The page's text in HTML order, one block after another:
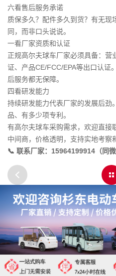
六看售后服务承诺
质保多久？配件多久到货？有无现
同，而非口头说说。
一看厂家资质和认证
正规高尔夫球车厂家必须具备：营
证、产品CE/FCC/EPA等出口认证
后服务都无保障。
四看研发能力
持续研发能力代表厂家的发展后劲
品、有多少项专利。
有高尔夫球车采购需求，欢迎直接
中间商，价格透明，支持实地考察
📞 联系厂家：15964199914（同微